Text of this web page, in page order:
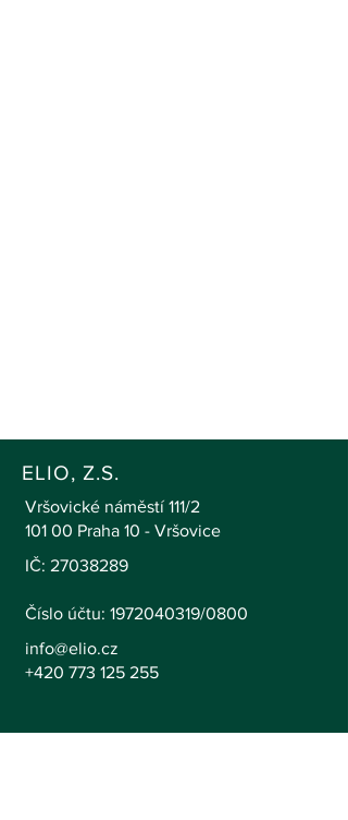
ELIO, Z.S.
Vršovické náměstí 111/2
101 00 Praha 10 - Vršovice
IČ: 27038289
Číslo účtu: 1972040319/0800
info@elio.cz
+420 773 125 255